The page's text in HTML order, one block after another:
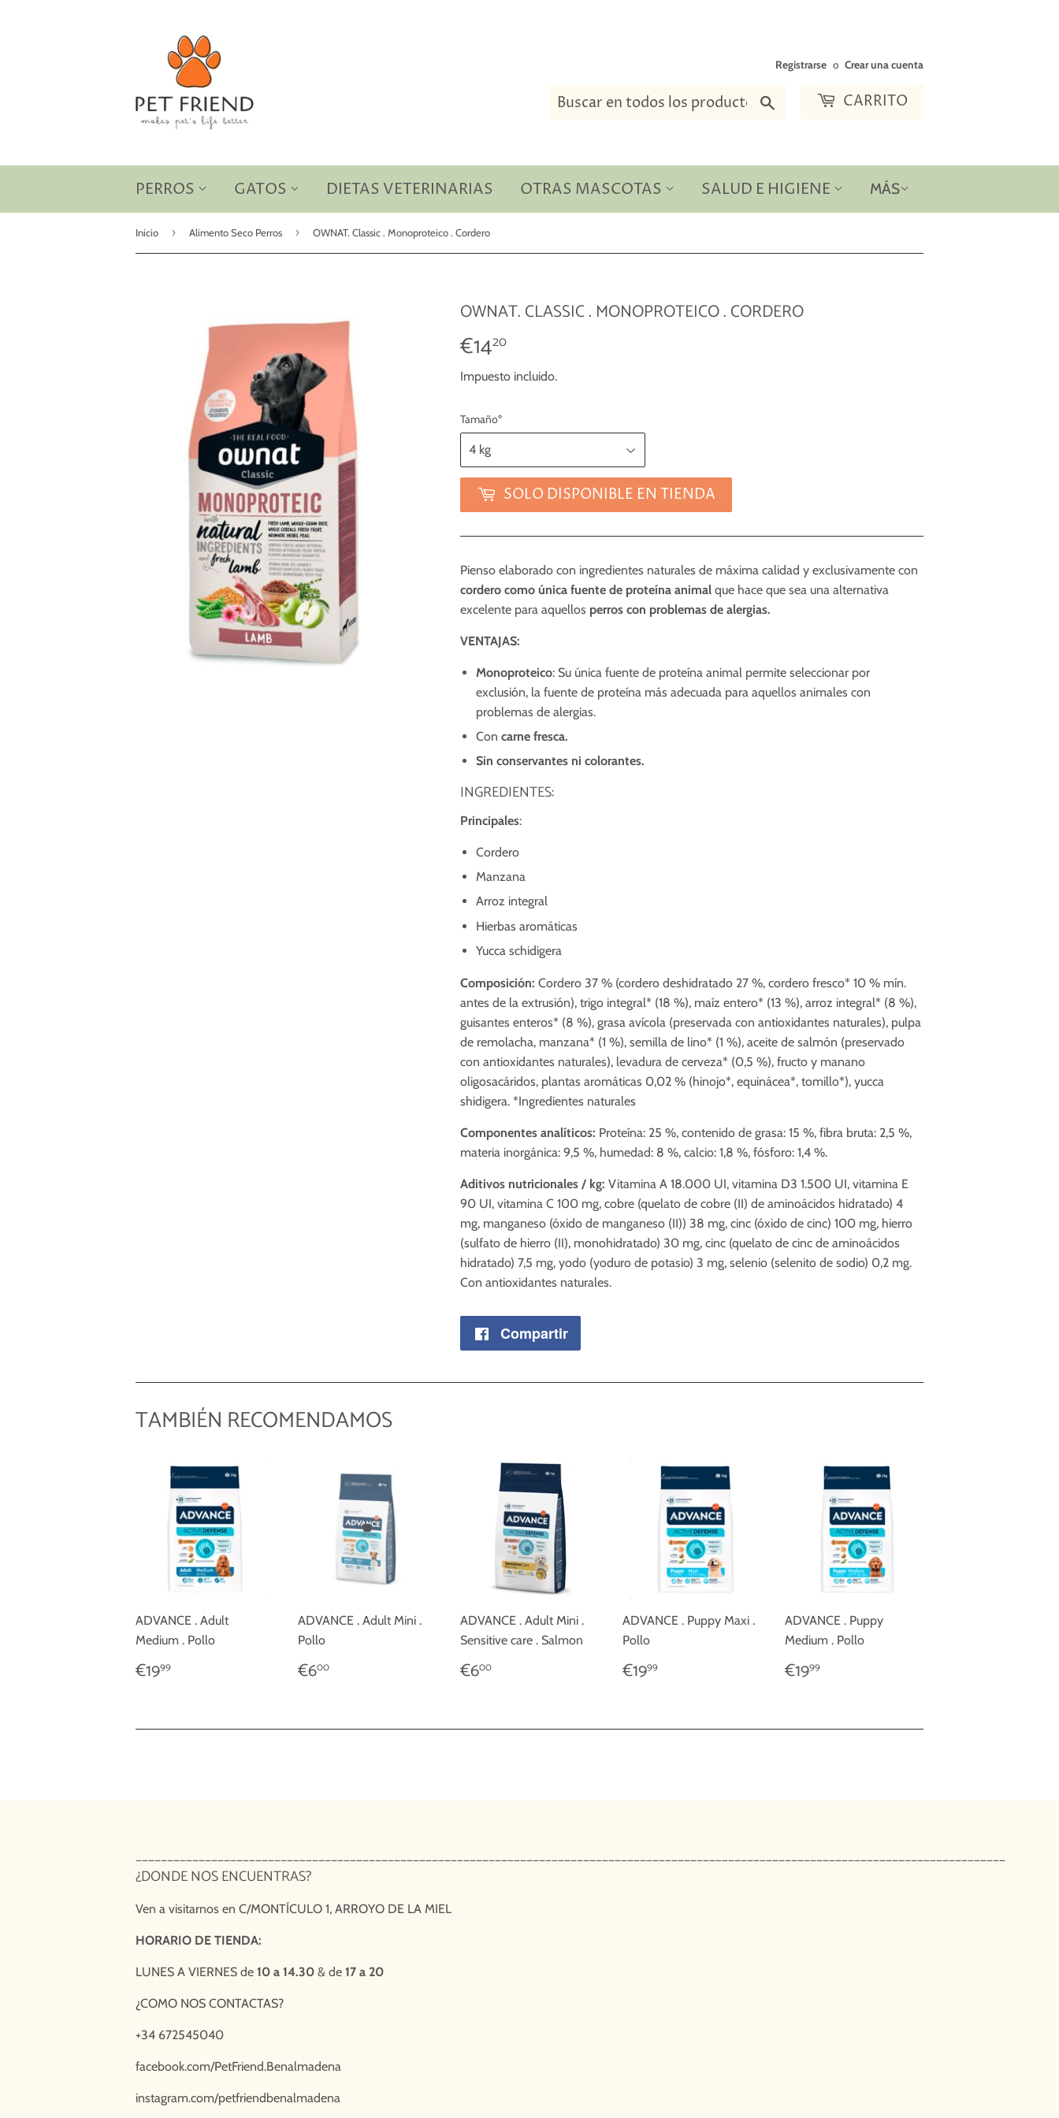
Registrarse o Crear una cuenta
CARRITO
PERROS GATOS DIETAS VETERINARIAS OTRAS MASCOTAS SALUD E HIGIENE MÁS
Inicio › Alimento Seco Perros › OWNAT. Classic . Monoproteico . Cordero
OWNAT. CLASSIC . MONOPROTEICO . CORDERO
€1420
Impuesto incluido.
Tamañoº
SOLO DISPONIBLE EN TIENDA
Pienso elaborado con ingredientes naturales de máxima calidad y exclusivamente con
cordero como única fuente de proteína animal que hace que sea una alternativa
excelente para aquellos perros con problemas de alergias.
VENTAJAS:
Monoproteico: Su única fuente de proteína animal permite seleccionar por
exclusión, la fuente de proteína más adecuada para aquellos animales con
problemas de alergias.
Con carne fresca.
Sin conservantes ni colorantes.
INGREDIENTES:
Principales:
Cordero
Manzana
Arroz integral
Hierbas aromáticas
Yucca schidigera
Composición: Cordero 37 % (cordero deshidratado 27 %, cordero fresco* 10 % mín.
antes de la extrusión), trigo integral* (18 %), maíz entero* (13 %), arroz integral* (8 %),
guisantes enteros* (8 %), grasa avícola (preservada con antioxidantes naturales), pulpa
de remolacha, manzana* (1 %), semilla de lino* (1 %), aceite de salmón (preservado
con antioxidantes naturales), levadura de cerveza* (0,5 %), fructo y manano
oligosacáridos, plantas aromáticas 0,02 % (hinojo*, equinácea*, tomillo*), yucca
shidigera. *Ingredientes naturales
Componentes analíticos: Proteína: 25 %, contenido de grasa: 15 %, fibra bruta: 2,5 %,
materia inorgánica: 9,5 %, humedad: 8 %, calcio: 1,8 %, fósforo: 1,4 %.
Aditivos nutricionales / kg: Vitamina A 18.000 UI, vitamina D3 1.500 UI, vitamina E
90 UI, vitamina C 100 mg, cobre (quelato de cobre (II) de aminoácidos hidratado) 4
mg, manganeso (óxido de manganeso (II)) 38 mg, cinc (óxido de cinc) 100 mg, hierro
(sulfato de hierro (II), monohidratado) 30 mg, cinc (quelato de cinc de aminoácidos
hidratado) 7,5 mg, yodo (yoduro de potasio) 3 mg, selenio (selenito de sodio) 0,2 mg.
Con antioxidantes naturales.
Compartir
TAMBIÉN RECOMENDAMOS
ADVANCE . Adult
Medium . Pollo
PRECIO
HABITUAL
€1999
ADVANCE . Adult Mini .
Pollo
PRECIO
HABITUAL
€600
ADVANCE . Adult Mini .
Sensitive care . Salmon
PRECIO
HABITUAL
€600
ADVANCE . Puppy Maxi .
Pollo
PRECIO
HABITUAL
€1999
ADVANCE . Puppy
Medium . Pollo
PRECIO
HABITUAL
€1999
__________________________________________________________________________________________________________________________________________
¿DONDE NOS ENCUENTRAS?
Ven a visitarnos en C/MONTÍCULO 1, ARROYO DE LA MIEL
HORARIO DE TIENDA:
LUNES A VIERNES de 10 a 14.30 & de 17 a 20
¿COMO NOS CONTACTAS?
+34 672545040
facebook.com/PetFriend.Benalmadena
instagram.com/petfriendbenalmadena